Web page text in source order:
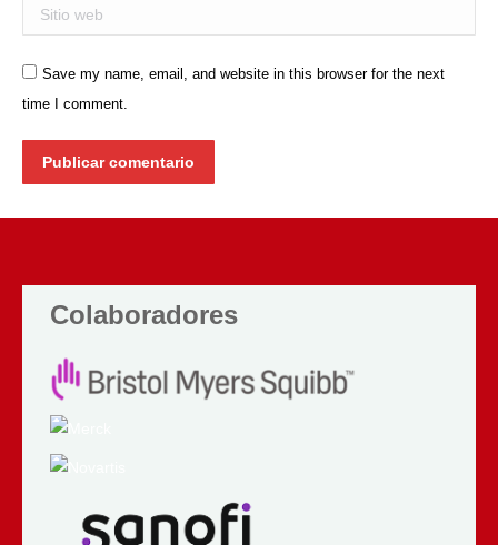
Sitio web
Save my name, email, and website in this browser for the next
time I comment.
Publicar comentario
Colaboradores